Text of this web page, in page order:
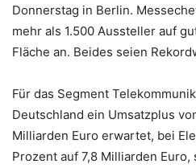
Donnerstag in Berlin.
mehr als 1.500 Aussteller auf
Fläche an. Beides seien
Für das Segment
Deutschland ein Umsatzplus
Milliarden Euro erwartet, bei
Prozent auf 7,8 Milliarden Euro,